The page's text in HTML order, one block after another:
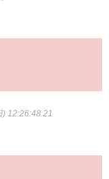
) 12:26:48.21